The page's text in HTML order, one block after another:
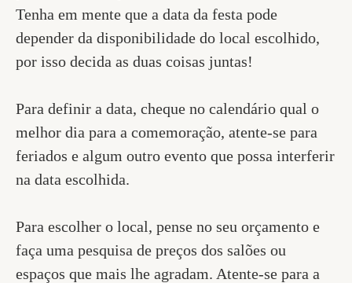
Tenha em mente que a data da festa pode
depender da disponibilidade do local escolhido,
por isso decida as duas coisas juntas!
Para definir a data, cheque no calendário qual o
melhor dia para a comemoração, atente-se para
feriados e algum outro evento que possa interferir
na data escolhida.
Para escolher o local, pense no seu orçamento e
faça uma pesquisa de preços dos salões ou
espaços que mais lhe agradam. Atente-se para a